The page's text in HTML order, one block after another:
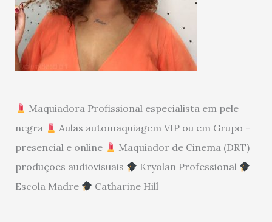
Maquiadora Profissional especialista em pele
negra
Aulas automaquiagem VIP ou em Grupo -
presencial e online
Maquiador de Cinema (DRT)
produções audiovisuais
Kryolan Professional
Escola Madre
Catharine Hill